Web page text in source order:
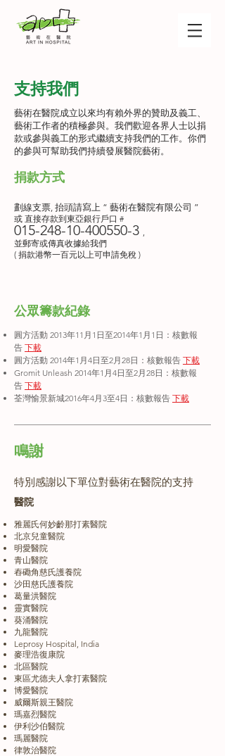
支持我們
藝術在醫院成立以來均有賴外界的贊助及義工、
藝術工作者的積極參與。我們歡迎各界人士以捐
款或參與義工的形式繼續支持我們的工作。你們
的參與可幫助我們持續發展醫院藝術。
捐款方式
劃線支票, 抬頭請寫上 “ 藝術在醫院有限公司 ”
或 直接存款到東亞銀行戶口 #
015-248-10-400550-3 ,
並郵寄或傳真收據給我們
( 捐款港幣一百元以上可申請免稅 )
公眾籌款紀錄
圓方活動 2013年11月1日至2014年1月1日：核數報
告 下載
圓方活動 2014年1月4日至2月28日：核數報告 下載
Gromit Unleash 2014年1月4日至2月28日：核數報
告 下載
荃灣愉景新城2016年4月3至4日：核數報告 下載
鳴謝
特別感謝以下單位對藝術在醫院的支持
醫院
雅麗氏何妙齡那打素醫院
北京兒童醫院
明愛醫院
青山醫院
舂磡角慈氏護養院
沙田慈氏護養院
葛量洪醫院
靈實醫院
葵涌醫院
九龍醫院
Leprosy Hospital, India
麥理浩復康院
北區醫院
東區尤德夫人拿打素醫院
博愛醫院
威爾斯親王醫院
瑪嘉烈醫院
伊利沙伯醫院
瑪麗醫院
律敦治醫院